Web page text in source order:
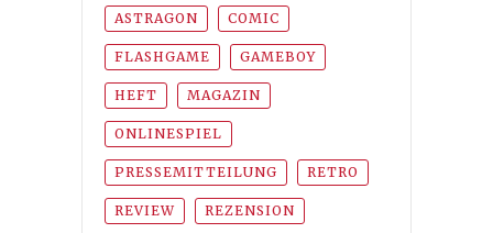
ASTRAGON COMIC
FLASHGAME GAMEBOY
HEFT MAGAZIN
ONLINESPIEL
PRESSEMITTEILUNG RETRO
REVIEW REZENSION